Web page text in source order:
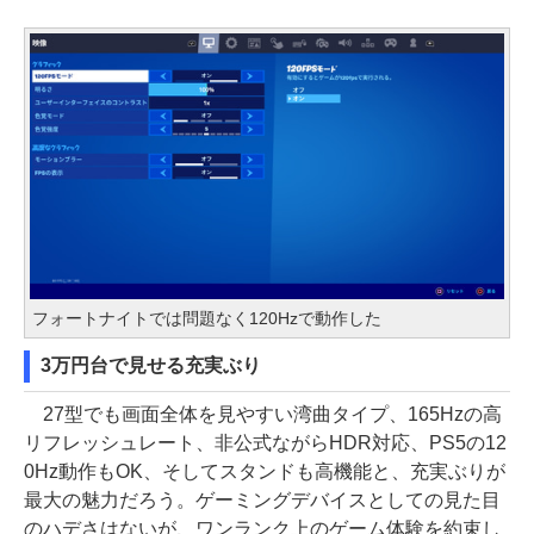
フォートナイトでは問題なく120Hzで動作した
3万円台で見せる充実ぶり
27型でも画面全体を見やすい湾曲タイプ、165Hzの高
リフレッシュレート、非公式ながらHDR対応、PS5の12
0Hz動作もOK、そしてスタンドも高機能と、充実ぶりが
最大の魅力だろう。ゲーミングデバイスとしての見た目
のハデさはないが、ワンランク上のゲーム体験を約束し